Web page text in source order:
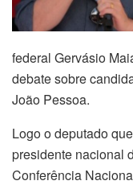
federal Gervásio
debate sobre
João Pessoa.
Logo o deputado
presidente nacional
Conferência